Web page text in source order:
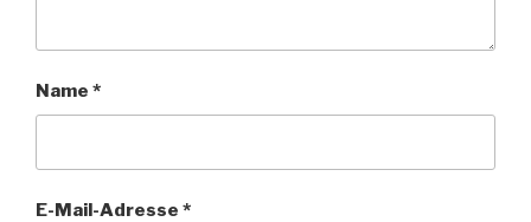
Name *
E-Mail-Adresse *